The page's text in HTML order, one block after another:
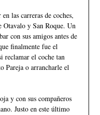
las carreras de coches,
Otavalo y San Roque. Un
con sus amigos antes de
finalmente fue el
reclamar el coche tan
Pareja o arrancharle el
y con sus compañeros
Justo en este último